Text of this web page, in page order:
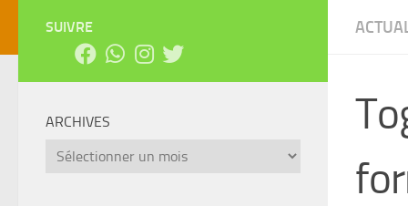
SUIVRE
ARCHIVES
Archives